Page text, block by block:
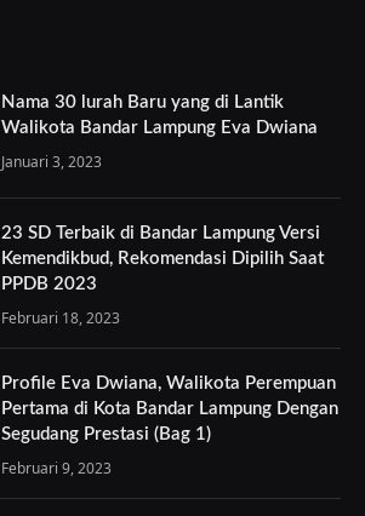
Nama 30 lurah Baru yang di Lantik
Walikota Bandar Lampung Eva Dwiana
Januari 3, 2023
23 SD Terbaik di Bandar Lampung Versi
Kemendikbud, Rekomendasi Dipilih Saat
PPDB 2023
Februari 18, 2023
Profile Eva Dwiana, Walikota Perempuan
Pertama di Kota Bandar Lampung Dengan
Segudang Prestasi (Bag 1)
Februari 9, 2023